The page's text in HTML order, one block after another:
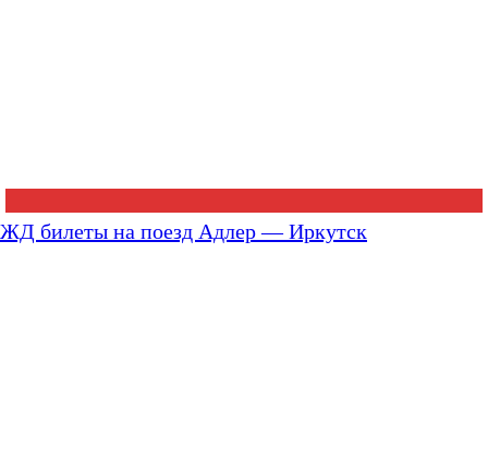
ЖД билеты на поезд Адлер — Иркутск